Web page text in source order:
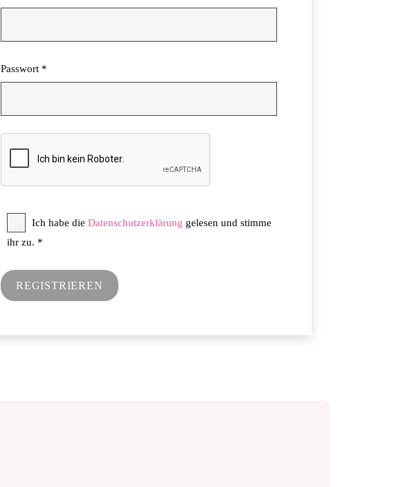
Passwort *Erforderlich
Ich habe die Datenschutzerklärung gelesen und stimme
ihr zu. *
REGISTRIEREN